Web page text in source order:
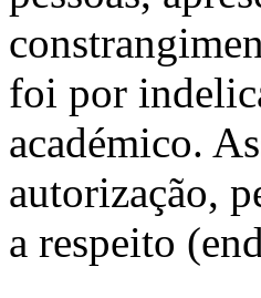
foi por
académico.
autorização,
a respeito